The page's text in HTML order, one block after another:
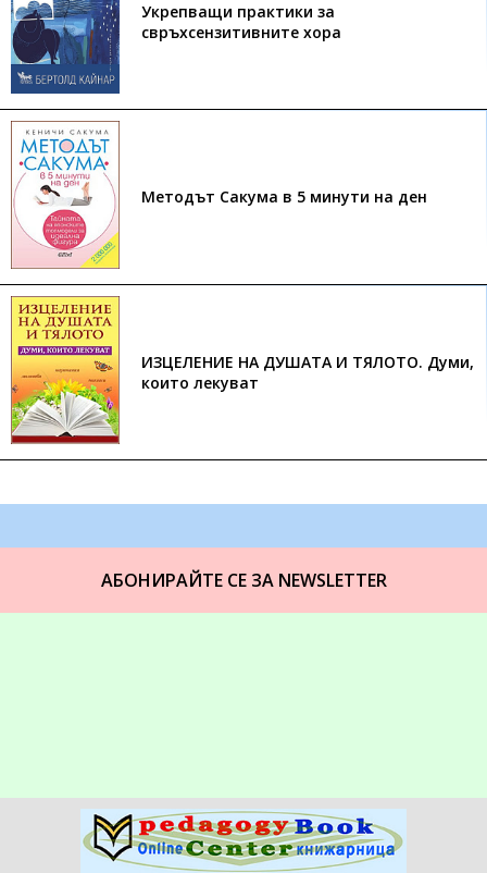
Укрепващи практики за
свръхсензитивните хора
Методът Сакума в 5 минути на ден
ИЗЦЕЛЕНИЕ НА ДУШАТА И ТЯЛОТО. Думи,
които лекуват
АБОНИРАЙТЕ СЕ ЗА NEWSLETTER